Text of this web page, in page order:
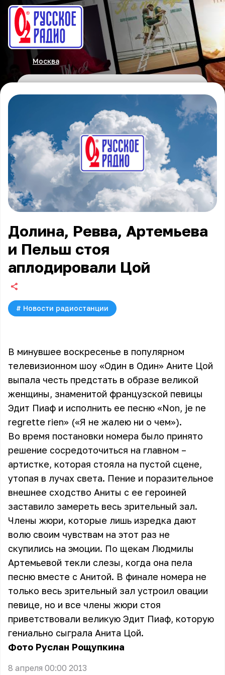
Москва
Долина, Ревва, Артемьева
и Пельш стоя
аплодировали Цой
# Новости радиостанции
В минувшее воскресенье в популярном
телевизионном шоу «Один в Один» Аните Цой
выпала честь предстать в образе великой
женщины, знаменитой французской певицы
Эдит Пиаф и исполнить ее песню «Non, je ne
regrette rien» («Я не жалею ни о чем»).
Во время постановки номера было принято
решение сосредоточиться на главном –
артистке, которая стояла на пустой сцене,
утопая в лучах света. Пение и поразительное
внешнее сходство Аниты с ее героиней
заставило замереть весь зрительный зал.
Члены жюри, которые лишь изредка дают
волю своим чувствам на этот раз не
скупились на эмоции. По щекам Людмилы
Артемьевой текли слезы, когда она пела
песню вместе с Анитой. В финале номера не
только весь зрительный зал устроил овации
певице, но и все члены жюри стоя
приветствовали великую Эдит Пиаф, которую
гениально сыграла Анита Цой.
Фото Руслан Рощупкина
8 апреля 00:00 2013